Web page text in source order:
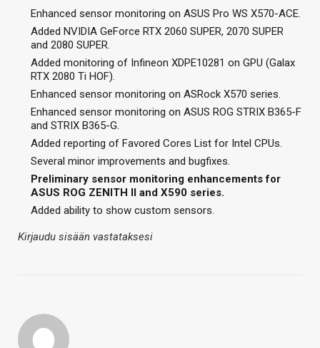
Enhanced sensor monitoring on ASUS Pro WS X570-ACE.
Added NVIDIA GeForce RTX 2060 SUPER, 2070 SUPER
and 2080 SUPER.
Added monitoring of Infineon XDPE10281 on GPU (Galax
RTX 2080 Ti HOF).
Enhanced sensor monitoring on ASRock X570 series.
Enhanced sensor monitoring on ASUS ROG STRIX B365-F
and STRIX B365-G.
Added reporting of Favored Cores List for Intel CPUs.
Several minor improvements and bugfixes.
Preliminary sensor monitoring enhancements for
ASUS ROG ZENITH II and X590 series.
Added ability to show custom sensors.
Kirjaudu sisään vastataksesi